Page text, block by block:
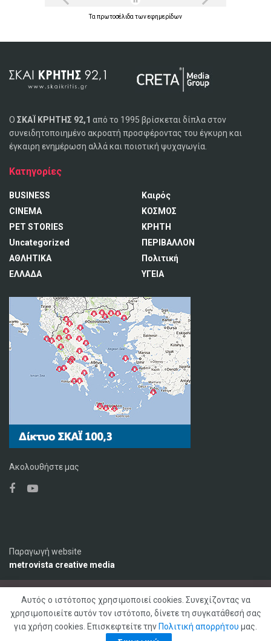
Ταπρωτοσέλιδατωνεφημερίδων
Ο ΣΚΑΪ ΚΡΗΤΗΣ 92,1 από το 1995 βρίσκεται δίπλα στον
συνειδητοποιημένο ακροατή προσφέροντας του έγκυρη και
έγκαιρη ενημέρωση αλλά και ποιοτική ψυχαγωγία.
Κατηγορίες
BUSINESS
CINEMA
PET STORIES
Uncategorized
ΑΘΛΗΤΙΚΑ
ΕΛΛΑΔΑ
Καιρός
ΚΟΣΜΟΣ
ΚΡΗΤΗ
ΠΕΡΙΒΑΛΛΟΝ
Πολιτική
ΥΓΕΙΑ
Ακολουθήστε μας
Παραγωγή website
metrovista creative media
Ο Σταθμός Διαφήμιση
Επικοινωνία
Πολιτική Απορρήτου
© 2020 ΣΚΑΪ ΚΡΗΤΗΣ 92,1 FM, Με επιφύλαξη παντός δικαιώματος
Αυτός ο ιστότοπος χρησιμοποιεί cookies. Συνεχίζοντας να
χρησιμοποιείτε αυτόν τον ιστότοπο, δίνετε τη συγκατάθεσή σας
για χρήση cookies. Επισκεφτείτε την Πολιτική απορρήτου μας.